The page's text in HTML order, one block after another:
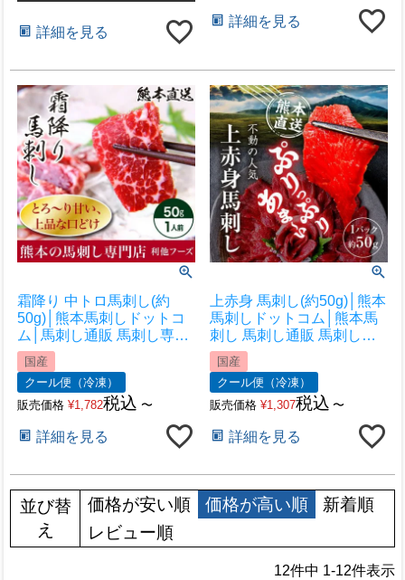
詳細を見る
詳細を見る
霜降り 中トロ馬刺し(約
50g)│熊本馬刺しドットコ
ム│馬刺し通販 馬刺し専門
店 馬刺しお取り寄せ 利他
フーズ
国産
クール便（冷凍）
販売価格 ¥1,782税込 〜
詳細を見る
上赤身 馬刺し(約50g)│熊本
馬刺しドットコム│熊本馬
刺し 馬刺し通販 馬刺し専
門店 馬刺しお取り寄せ 利
他フーズ
国産
クール便（冷凍）
販売価格 ¥1,307税込 〜
詳細を見る
並び替
え
価格が安い順 価格が高い順
新着順
レビュー順
12件中 1-12件表示